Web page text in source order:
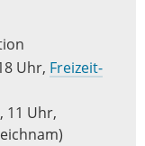
Uhr, Freizeit-
11 Uhr,